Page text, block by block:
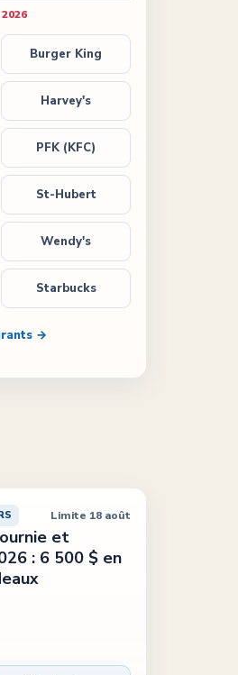
Burger King
Harvey's
PFK (KFC)
St-Hubert
Wendy's
Starbucks
→
Limite 18 août
et
: 6 500 $ en